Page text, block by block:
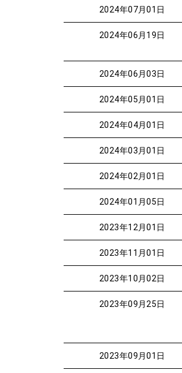
2024年07月01日
2024年06月19日
2024年06月03日
2024年05月01日
2024年04月01日
2024年03月01日
2024年02月01日
2024年01月05日
2023年12月01日
2023年11月01日
2023年10月02日
2023年09月25日
2023年09月01日